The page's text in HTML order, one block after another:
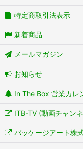
特定商取引法表示
新着商品
メールマガジン
お知らせ
In The Box 営業カレ
ITB-TV (動画チャン
パッケージアート株